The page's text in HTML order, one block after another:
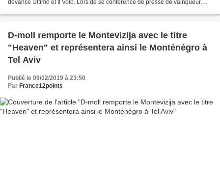
devance Ultimo et Il Volo. Lors de se conférence de presse de vainqueur,
D-moll remporte le Montevizija avec le titre
"Heaven" et représentera ainsi le Monténégro à
Tel Aviv
Publié le 09/02/2019 à 23:50
Par France12points